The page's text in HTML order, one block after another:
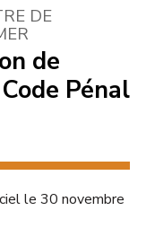
DE
de
Pénal
le 30 novembre